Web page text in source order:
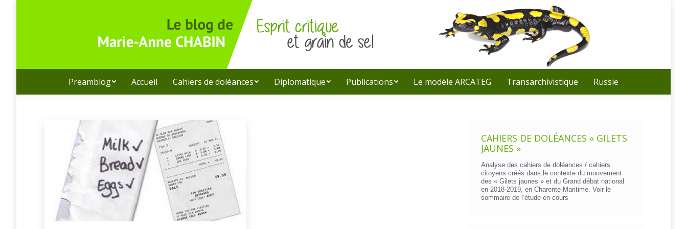
Recherche
:
Preamblog Accueil Cahiers de doléances Diplomatique Publications Le modèle ARCATEG Transarchivistique Russie
CAHIERS DE DOLÉANCES « GILETS
JAUNES »
Analyse des cahiers de doléances / cahiers
citoyens créés dans le contexte du mouvement
des « Gilets jaunes » et du Grand débat national
en 2018-2019, en Charente-Maritime. Voir le
sommaire de l’étude en cours